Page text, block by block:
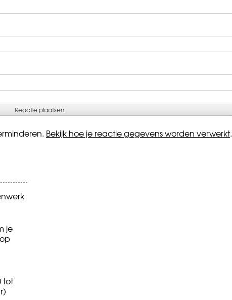
Bekijk hoe je reactie gegevens worden verwerkt.
je
tot